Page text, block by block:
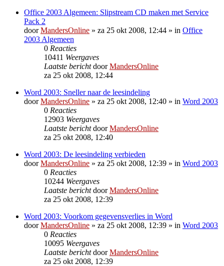
Office 2003 Algemeen: Slipstream CD maken met Service
Pack 2
doorMandersOnline » za 25 okt 2008, 12:44 » in Office
2003 Algemeen
0 Reacties
10411 Weergaves
Laatste berichtdoorMandersOnline
za 25 okt 2008, 12:44
Word 2003: Sneller naar de leesindeling
doorMandersOnline » za 25 okt 2008, 12:40 » in Word 2003
0 Reacties
12903 Weergaves
Laatste berichtdoorMandersOnline
za 25 okt 2008, 12:40
Word 2003: De leesindeling verbieden
doorMandersOnline » za 25 okt 2008, 12:39 » in Word 2003
0 Reacties
10244 Weergaves
Laatste berichtdoorMandersOnline
za 25 okt 2008, 12:39
Word 2003: Voorkom gegevensverlies in Word
doorMandersOnline » za 25 okt 2008, 12:39 » in Word 2003
0 Reacties
10095 Weergaves
Laatste berichtdoorMandersOnline
za 25 okt 2008, 12:39